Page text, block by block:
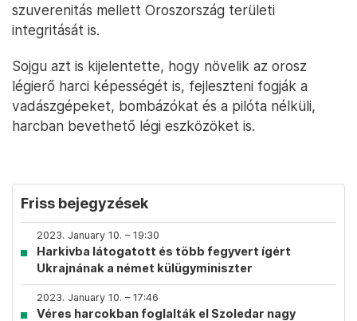
szuverenitás mellett Oroszország területi
integritását is.
Sojgu azt is kijelentette, hogy növelik az orosz
légierő harci képességét is, fejleszteni fogják a
vadászgépeket, bombázókat és a pilóta nélküli,
harcban bevethető légi eszközöket is.
Friss bejegyzések
2023. January 10. – 19:30
Harkivba látogatott és több fegyvert ígért
Ukrajnának a német külügyminiszter
2023. January 10. – 17:46
Véres harcokban foglalták el Szoledar nagy